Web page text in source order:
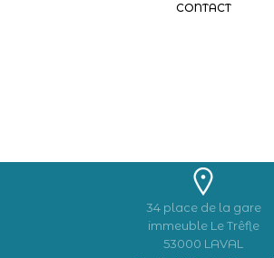
CONTACT
34 place de la gare
immeuble Le Trêfle
53000 LAVAL